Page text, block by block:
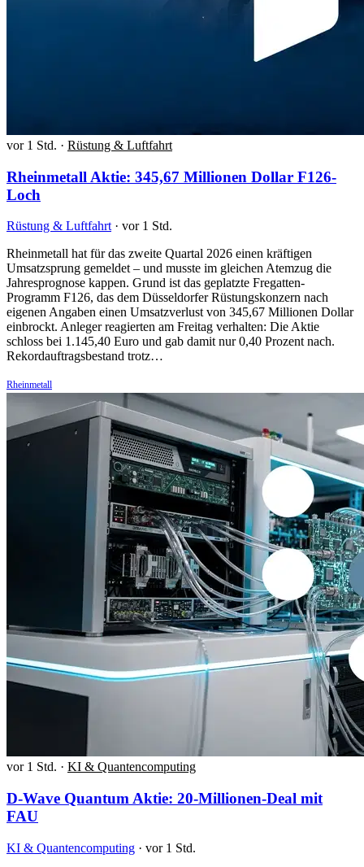
vor 1 Std. · Rüstung & Luftfahrt
Rheinmetall Aktie: 345,67 Millionen Dollar F126-
Loch
Rüstung & Luftfahrt · vor 1 Std.
Rheinmetall hat für das zweite Quartal 2026 einen kräftigen
Umsatzsprung gemeldet – und musste im gleichen Atemzug die
Jahresprognose kappen. Grund ist das geplatzte Fregatten-
Programm F126, das dem Düsseldorfer Rüstungskonzern nach
eigenen Angaben einen Umsatzverlust von 345,67 Millionen Dollar
einbrockt. Anleger reagierten am Freitag verhalten: Die Aktie
schloss bei 1.145,40 Euro und gab damit nur 0,40 Prozent nach.
Rekordauftragsbestand trotz…
Rheinmetall
vor 1 Std. · KI & Quantencomputing
D-Wave Quantum Aktie: 20-Millionen-Deal mit
FAU
KI & Quantencomputing · vor 1 Std.